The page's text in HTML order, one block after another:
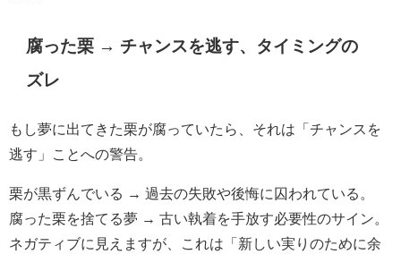
腐った栗 → チャンスを逃す、タイミングの
ズレ
もし夢に出てきた栗が腐っていたら、それは「チャンスを
逃す」ことへの警告。
栗が黒ずんでいる → 過去の失敗や後悔に囚われている。
腐った栗を捨てる夢 → 古い執着を手放す必要性のサイン。
ネガティブに見えますが、これは「新しい実りのために余